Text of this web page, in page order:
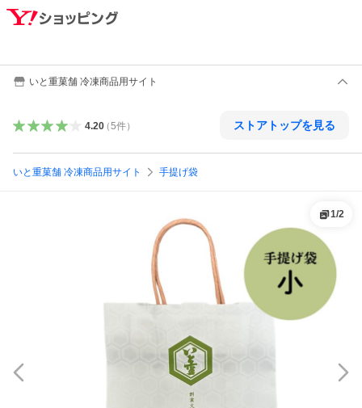
いと重菓舗 冷凍商品用サイト
4.20（5件） ストアトップを見る
いと重菓舗 冷凍商品用サイト 手提げ袋
1/2